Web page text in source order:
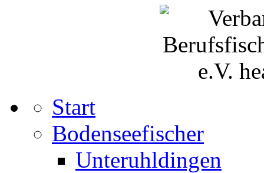
Start
Bodenseefischer
Unteruhldingen